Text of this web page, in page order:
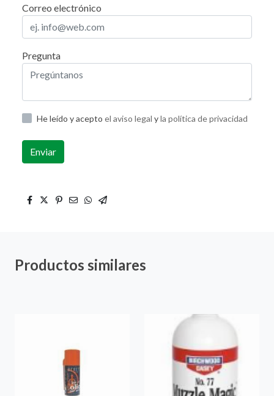
Correo electrónico
Pregunta
He leído y acepto el aviso legal yla política de privacidad
Enviar
Productos similares